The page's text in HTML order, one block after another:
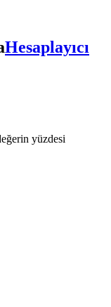
Hesaplayıcı
yüzdesi